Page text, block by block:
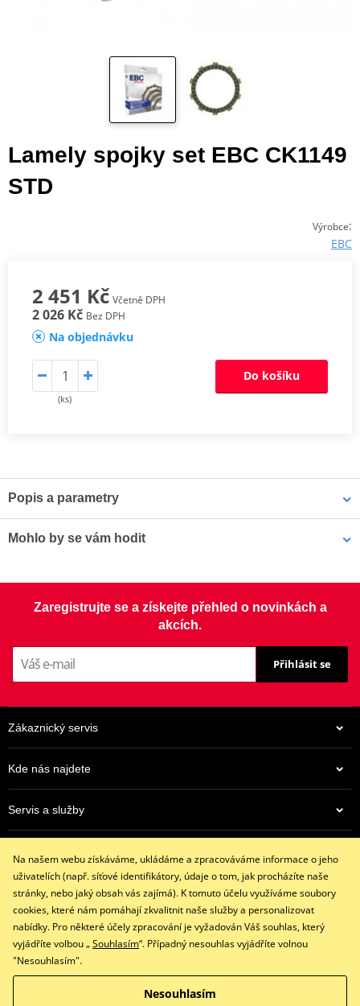
Lamely spojky set EBC CK1149
STD
Výrobce:
EBC
2 451 Kč Včetně DPH
2 026 Kč Bez DPH
Na objednávku
(ks)
Do košíku
Popis a parametry
tepla, zabrání vypalování a tvoření sklovitého povrchu a mají lepší
Mohlo by se vám hodit
962 Kč
Na centrálním skladu v ČR
Zaregistrujte se a získejte přehled o novinkách a
akcích.
Přihlásit se
Zákaznický servis
Kde nás najdete
Servis a služby
+420 602 341 855
restaracing@email.cz
9:00 - 16:00 hod.
Facebook
Copyright © 2026 www.restaracing.cz
Na našem webu získáváme, ukládáme a zpracováváme informace o jeho
uživatelích (např. síťové identifikátory, údaje o tom, jak procházíte naše
stránky, nebo jaký obsah vás zajímá). K tomuto účelu využíváme soubory
cookies, které nám pomáhají zkvalitnit naše služby a personalizovat
nabídky. Pro některé účely zpracování je vyžadován Váš souhlas, který
vyjádříte volbou „Souhlasím“. Případný nesouhlas vyjádříte volnou
"Nesouhlasím".
Nesouhlasím